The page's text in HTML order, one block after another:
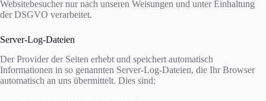
Websitebesucher nur nach unseren Weisungen und unter Einhaltung
der DSGVO verarbeitet.
Server-Log-Dateien
Der Provider der Seiten erhebt und speichert automatisch
Informationen in so genannten Server-Log-Dateien, die Ihr Browser
automatisch an uns übermittelt. Dies sind: